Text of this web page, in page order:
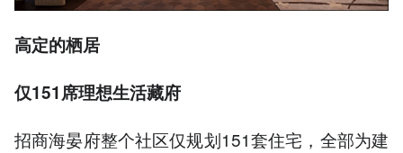
高定的栖居
仅151席理想生活藏府
招商海晏府整个社区仅规划151套住宅，全部为建